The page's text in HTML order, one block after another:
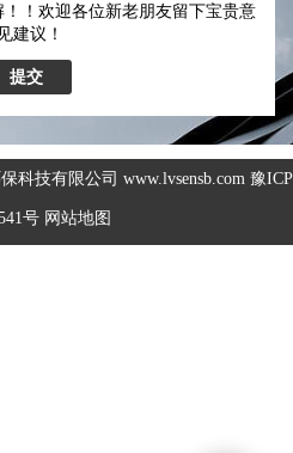
！欢迎各位新老朋友留下宝贵意
见建议！
科技有限公司 www.lvsensb.com 豫ICP
号 网站地图